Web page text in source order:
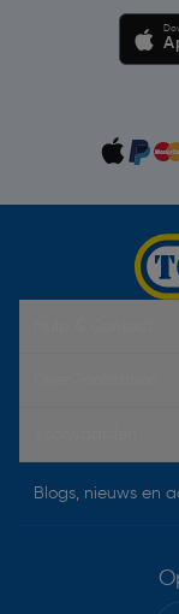
Blogs, nieuws en